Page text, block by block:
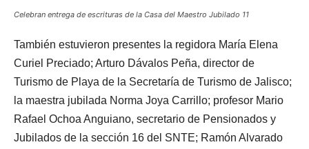
Celebran entrega de escrituras de la Casa del Maestro Jubilado 11
También estuvieron presentes la regidora María Elena
Curiel Preciado; Arturo Dávalos Peña, director de
Turismo de Playa de la Secretaría de Turismo de Jalisco;
la maestra jubilada Norma Joya Carrillo; profesor Mario
Rafael Ochoa Anguiano, secretario de Pensionados y
Jubilados de la sección 16 del SNTE; Ramón Alvarado